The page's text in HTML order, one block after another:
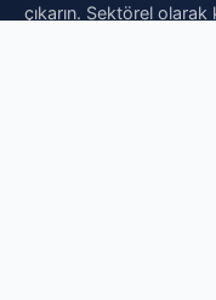
çıkarın. Sektörel